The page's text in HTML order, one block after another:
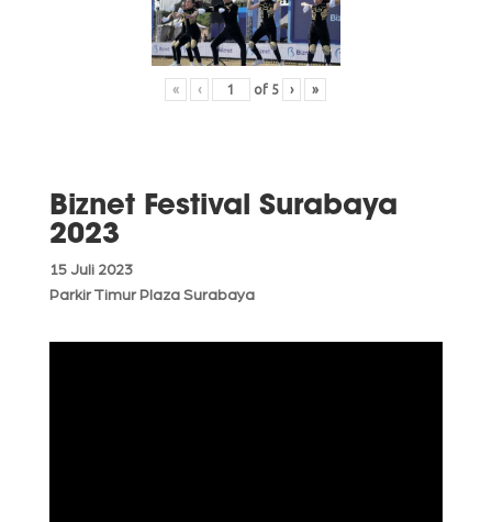
« ‹ of 5 › »
Biznet Festival Surabaya
2023
15 Juli 2023
Parkir Timur Plaza Surabaya